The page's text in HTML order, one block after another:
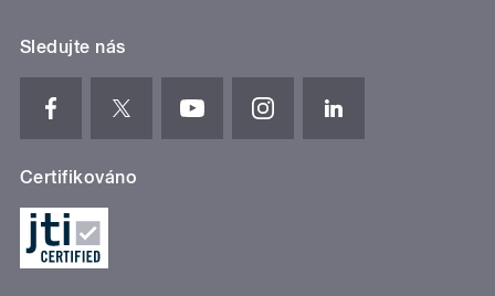
Sledujte nás
Certifikováno